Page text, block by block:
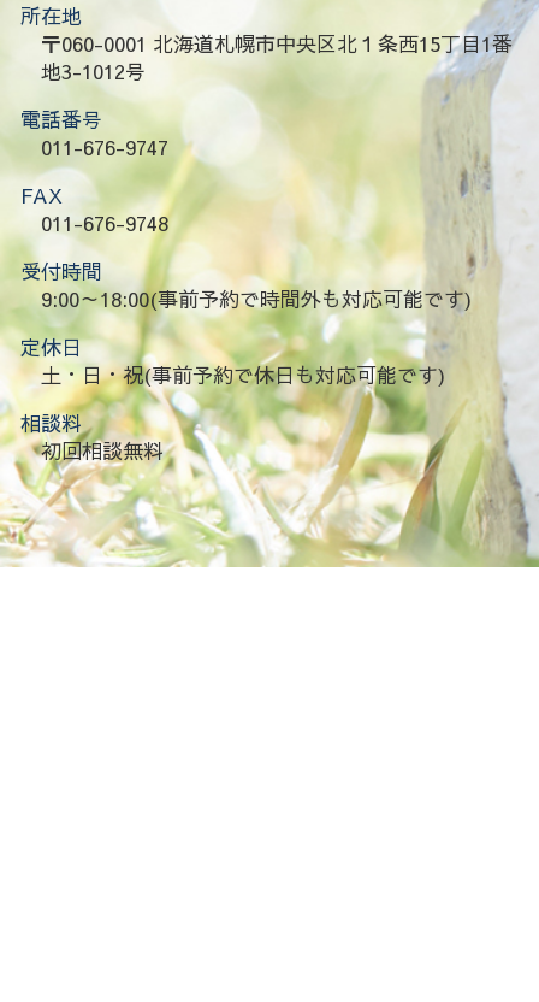
所在地
〒060-0001 北海道札幌市中央区北１条西15丁目1番
地3-1012号
電話番号
011-676-9747
FAX
011-676-9748
受付時間
9:00～18:00(事前予約で時間外も対応可能です)
定休日
土・日・祝(事前予約で休日も対応可能です)
相談料
初回相談無料